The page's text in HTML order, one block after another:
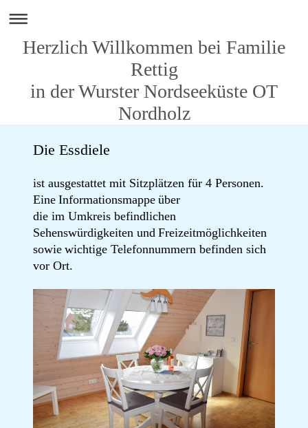
Herzlich Willkommen bei Familie
Rettig
in der Wurster Nordseeküste OT
Nordholz
Die Essdiele
ist ausgestattet mit Sitzplätzen für 4 Personen.
Eine Informationsmappe über
die im Umkreis befindlichen
Sehenswürdigkeiten und Freizeitmöglichkeiten
sowie wichtige Telefonnummern befinden sich
vor Ort.